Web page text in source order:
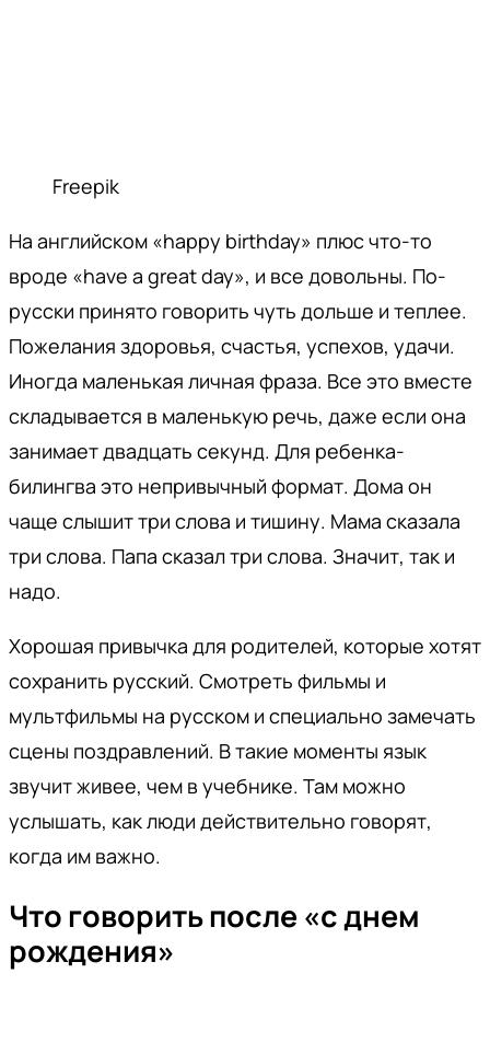
Freepik
На английском «happy birthday» плюс что-то
вроде «have a great day», и все довольны. По-
русски принято говорить чуть дольше и теплее.
Пожелания здоровья, счастья, успехов, удачи.
Иногда маленькая личная фраза. Все это вместе
складывается в маленькую речь, даже если она
занимает двадцать секунд. Для ребенка-
билингва это непривычный формат. Дома он
чаще слышит три слова и тишину. Мама сказала
три слова. Папа сказал три слова. Значит, так и
надо.
Хорошая привычка для родителей, которые хотят
сохранить русский. Смотреть фильмы и
мультфильмы на русском и специально замечать
сцены поздравлений. В такие моменты язык
звучит живее, чем в учебнике. Там можно
услышать, как люди действительно говорят,
когда им важно.
Что говорить после «с днем
рождения»